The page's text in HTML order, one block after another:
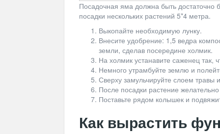
Посадочная яма должна быть
посадки нескольких растений 5*4 метра.
Выкопайте необходимую лунку.
Внесите удобрение: 1,5 ведра
земли, сделав посередине холмик.
На холмик устанавите саженец
Немного утрамбуйте землю и
Сверху замульчируйте слоем травы
После посадки растение
Поставьте рядом колышек и
Как вырастить